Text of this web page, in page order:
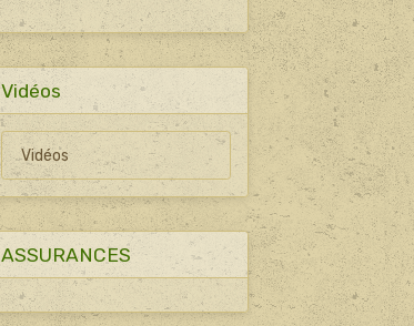
Vidéos
Vidéos
ASSURANCES